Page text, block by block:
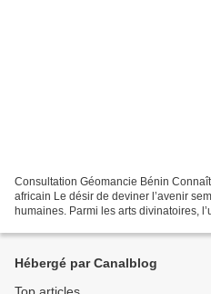
Consultation Géomancie Bénin
africain Le désir de deviner l’avenir
humaines. Parmi les arts divinatoires,
Hébergé par Canalblog